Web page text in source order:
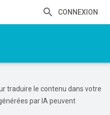
CONNEXION
traduire le contenu dans votre
par IA peuvent